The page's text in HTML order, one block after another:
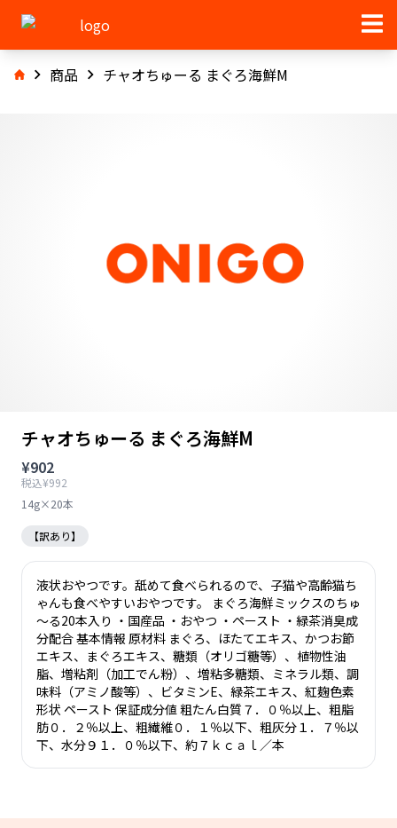
商品 チャオちゅーる まぐろ海鮮M
チャオちゅーる まぐろ海鮮M
¥902
税込¥992
14g×20本
【訳あり】
液状おやつです。舐めて食べられるので、子猫や高齢猫ち
ゃんも食べやすいおやつです。 まぐろ海鮮ミックスのちゅ
～る20本入り ・国産品 ・おやつ ・ペースト ・緑茶消臭成
分配合 基本情報 原材料 まぐろ、ほたてエキス、かつお節
エキス、まぐろエキス、糖類（オリゴ糖等）、植物性油
脂、増粘剤（加工でん粉）、増粘多糖類、ミネラル類、調
味料（アミノ酸等）、ビタミンE、緑茶エキス、紅麹色素
形状 ペースト 保証成分値 粗たん白質７．０％以上、粗脂
肪０．２％以上、粗繊維０．１％以下、粗灰分１．７％以
下、水分９１．０％以下、約７ｋｃａｌ／本